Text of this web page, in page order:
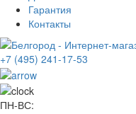
Гарантия
Контакты
+7 (495) 241-17-53
ПН-ВС: